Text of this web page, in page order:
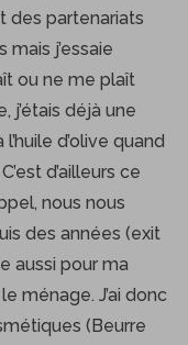
des partenariats
j’essaie
ou ne me plaît
j’étais déjà une
d’olive quand
d’ailleurs ce
nous nous
des années (exit
aussi pour ma
ménage. J’ai donc
(Beurre